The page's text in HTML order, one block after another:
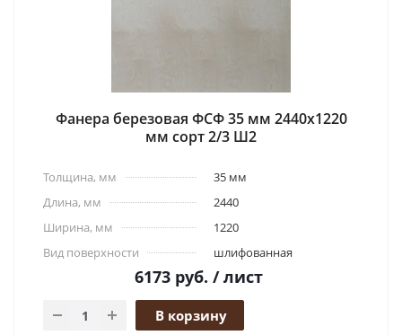
Фанера березовая ФСФ 35 мм 2440x1220
мм сорт 2/3 Ш2
Толщина, мм
35 мм
Длина, мм
2440
Ширина, мм
1220
Вид поверхности
шлифованная
6173 руб. / лист
В корзину